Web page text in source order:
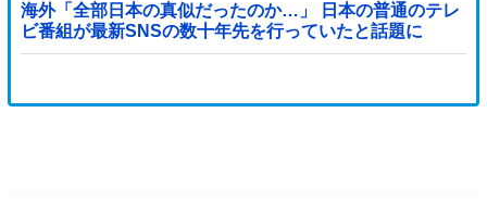
海外「全部日本の真似だったのか…」 日本の普通のテレ
ビ番組が最新SNSの数十年先を行っていたと話題に